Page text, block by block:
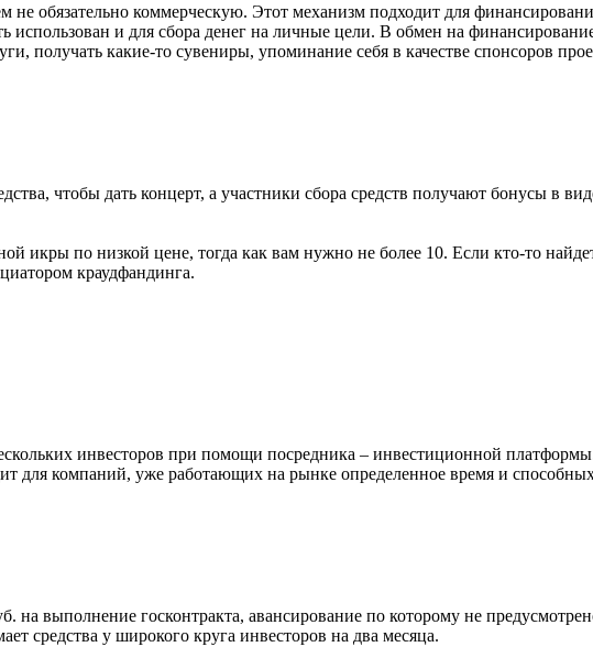
обязательно коммерческую. Этот механизм подходит для
использован и для сбора денег на личные цели. В обмен на
получать какие-то сувениры, упоминание себя в качестве спонсоров
чтобы дать концерт, а участники сбора средств получают бонусы в
икры по низкой цене, тогда как вам нужно не более 10. Если кто-то
краудфандинга.
инвесторов при помощи посредника – инвестиционной
для компаний, уже работающих на рынке определенное время и
на выполнение госконтракта, авансирование по которому не
средства у широкого круга инвесторов на два месяца.